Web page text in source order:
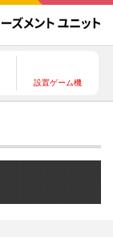
設置ゲーム機